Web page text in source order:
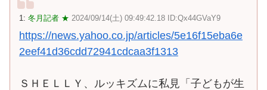
1: 冬月記者 ★ 2024/09/14(土) 09:49:42.18 ID:Qx44GVaY9
https://news.yahoo.co.jp/articles/5e16f15eba6e
2eef41d36cdd72941cdcaa3f1313
ＳＨＥＬＬＹ、ルッキズムに私見「子どもが生